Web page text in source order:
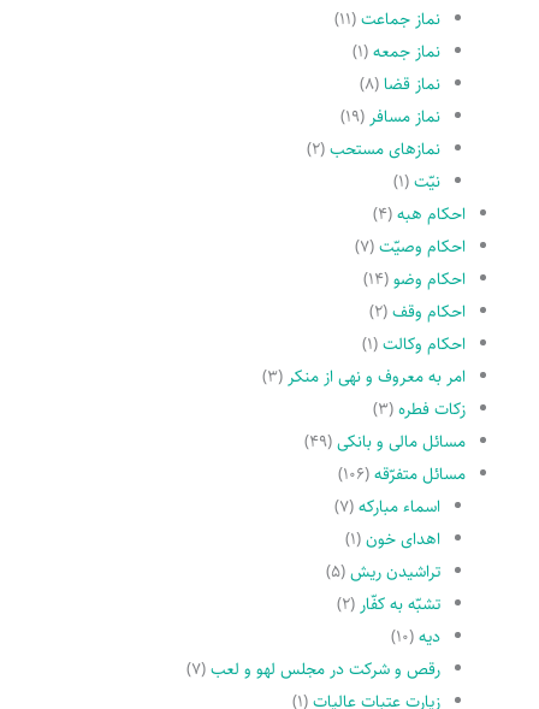
نماز جماعت(۱۱)
نماز جمعه(۱)
نماز قضا(۸)
نماز مسافر (۱۹)
نمازهاى مستحب(۲)
نیّت(۱)
احکام هبه(۴)
احکام وصیّت(۷)
احکام وضو(۱۴)
احکام وقف(۲)
احکام وکالت(۱)
امر به معروف و نهى از منکر (۳)
زکات فطره(۳)
مسائل مالی و بانکی(۴۹)
مسائل متفرّقه(۱۰۶)
اسماء مبارکه(۷)
اهدای خون(۱)
تراشیدن ریش(۵)
تشبّه به کفّار (۲)
دیه(۱۰)
رقص و شرکت در مجلس لهو و لعب(۷)
زیارت عتبات عالیات(۱)